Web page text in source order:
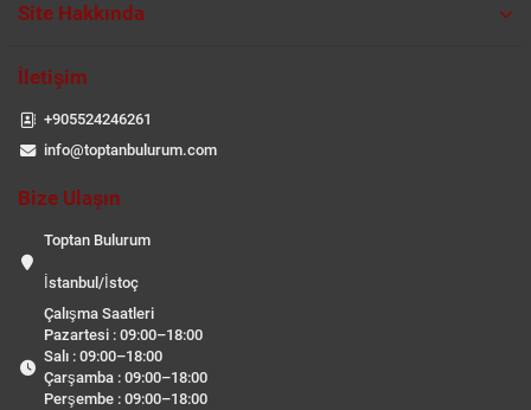
Site Hakkında
İletişim
+905524246261
info@toptanbulurum.com
Bize Ulaşın
Toptan Bulurum
İstanbul/İstoç
Çalışma Saatleri
Pazartesi : 09:00–18:00
Salı : 09:00–18:00
Çarşamba : 09:00–18:00
Perşembe : 09:00–18:00